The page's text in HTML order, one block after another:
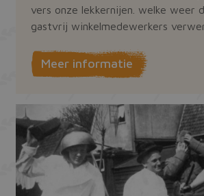
vers onze lekkernijen. welke weer
gastvrij winkelmedewerkers
Meer informatie